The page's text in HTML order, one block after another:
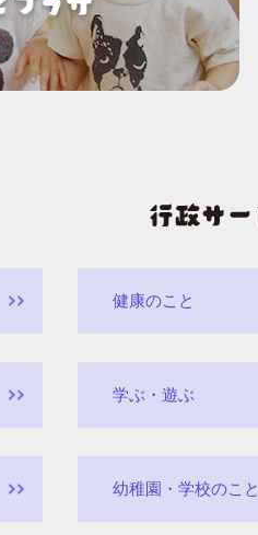
健康のこと
学ぶ・遊ぶ
幼稚園・学校のこと